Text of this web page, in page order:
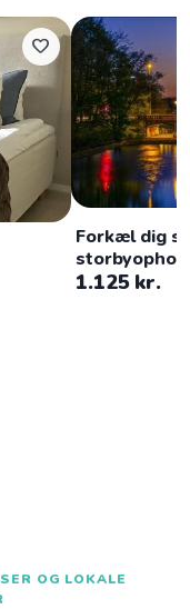
favorite
Forkæl dig
1.125 kr.
OG LOKALE